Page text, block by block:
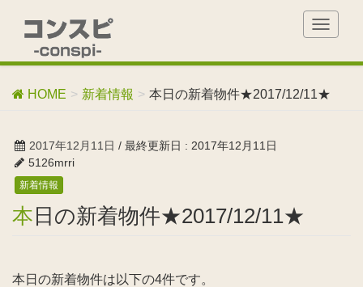
T
g
l
HOME 新着情報 本日の新着物件★2017/12/11★
2017年12月11日 / 最終更新日 : 2017年12月11日
5126mrri
新着情報
本日の新着物件★2017/12/11★
本日の新着物件は以下の4件です。